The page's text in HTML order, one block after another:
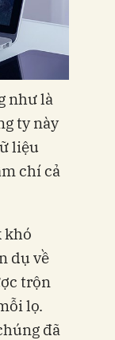
như là
ty này
liệu
chí cả
khó
dụ về
trộn
lọ.
đã